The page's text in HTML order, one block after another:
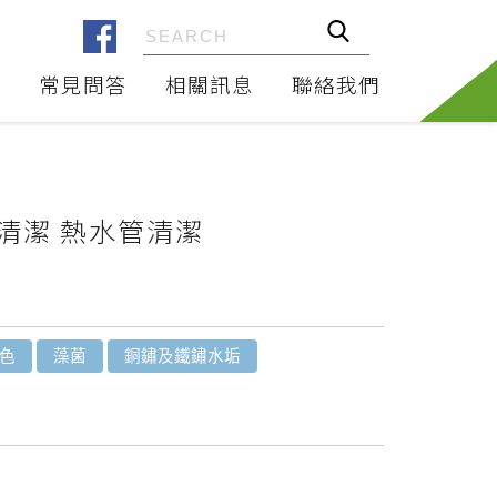
常見問答 相關訊息 聯絡我們
潔 熱水管清潔
藻菌 銅鏽及鐵鏽水垢